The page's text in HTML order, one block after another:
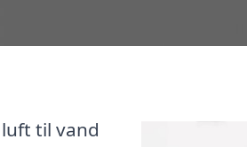
til vand